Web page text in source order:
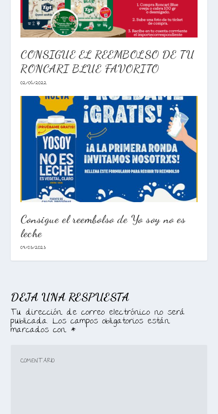
CONSIGUE EL REEMBOLSO DE TU
RONCARI BLUE FAVORITO
02/06/2022
Consigue el reembolso de Yo soy no es
leche
09/03/2023
DEJA UNA RESPUESTA
Tu dirección de correo electrónico no será
publicada. Los campos obligatorios están
marcados con *